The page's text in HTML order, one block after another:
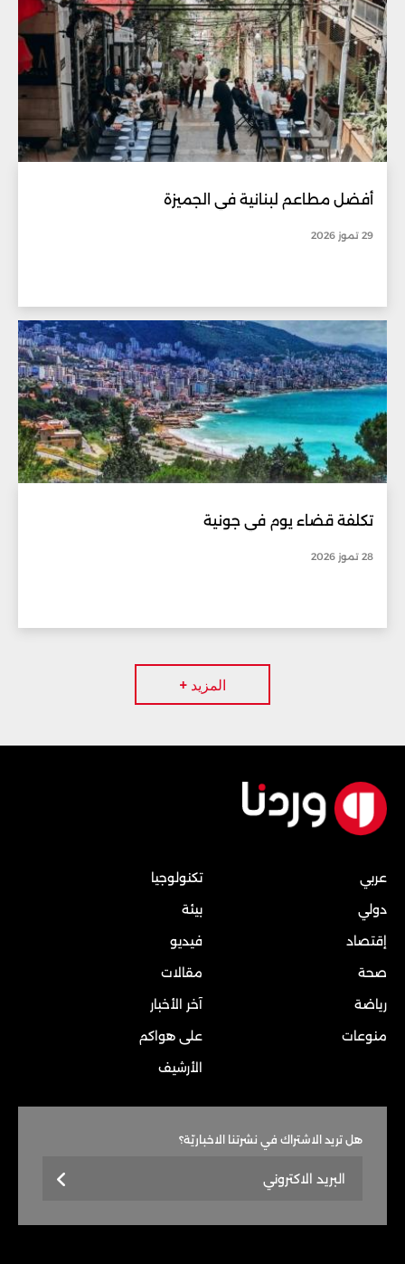
أفضل مطاعم لبنانية في الجميزة
29 تموز 2026
تكلفة قضاء يوم في جونية
28 تموز 2026
المزيد +
عربي
دولي
إقتصاد
صحة
رياضة
منوعات
تكنولوجيا
بيئة
فيديو
مقالات
آخر الأخبار
على هواكم
الأرشيف
هل تريد الاشتراك في نشرتنا الاخباريّة؟